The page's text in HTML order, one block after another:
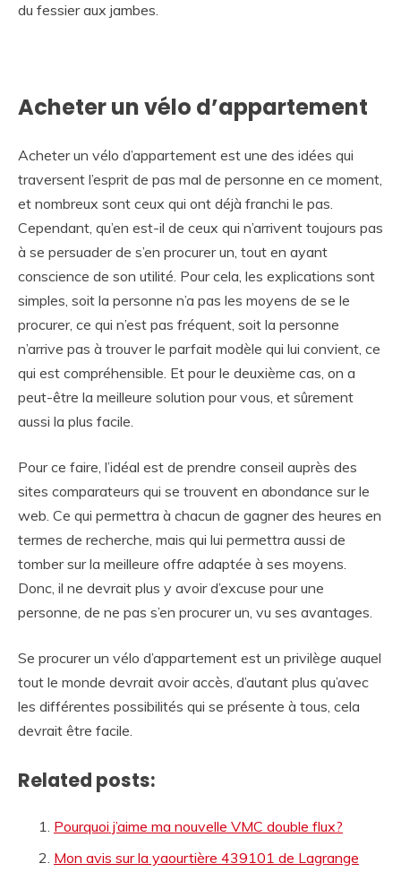
du fessier aux jambes.
Acheter un vélo d’appartement
Acheter un vélo d’appartement est une des idées qui
traversent l’esprit de pas mal de personne en ce moment,
et nombreux sont ceux qui ont déjà franchi le pas.
Cependant, qu’en est-il de ceux qui n’arrivent toujours pas
à se persuader de s’en procurer un, tout en ayant
conscience de son utilité. Pour cela, les explications sont
simples, soit la personne n’a pas les moyens de se le
procurer, ce qui n’est pas fréquent, soit la personne
n’arrive pas à trouver le parfait modèle qui lui convient, ce
qui est compréhensible. Et pour le deuxième cas, on a
peut-être la meilleure solution pour vous, et sûrement
aussi la plus facile.
Pour ce faire, l’idéal est de prendre conseil auprès des
sites comparateurs qui se trouvent en abondance sur le
web. Ce qui permettra à chacun de gagner des heures en
termes de recherche, mais qui lui permettra aussi de
tomber sur la meilleure offre adaptée à ses moyens.
Donc, il ne devrait plus y avoir d’excuse pour une
personne, de ne pas s’en procurer un, vu ses avantages.
Se procurer un vélo d’appartement est un privilège auquel
tout le monde devrait avoir accès, d’autant plus qu’avec
les différentes possibilités qui se présente à tous, cela
devrait être facile.
Related posts:
Pourquoi j’aime ma nouvelle VMC double flux?
Mon avis sur la yaourtière 439101 de Lagrange